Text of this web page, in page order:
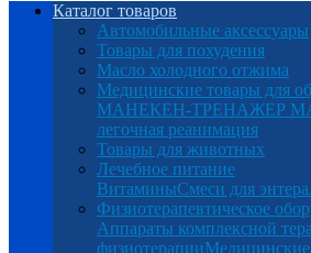
Каталог товаров
Автомобильные аксессуары
Товары для похудения
Масло холодного отжима
Медицинские товары для
МАНЕКЕН-ТРЕНАЖЕР
легочная реанимация
Товары для животных
Лечебное питание
ВитаминыСмеси для
Физиотерапевтическое
Аппараты комплексной
физиотерапии